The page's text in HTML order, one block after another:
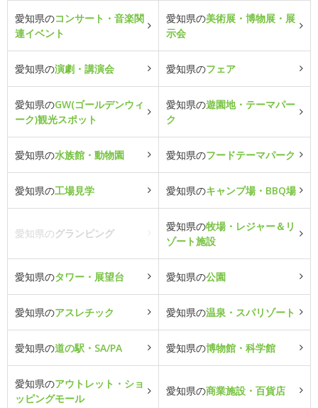
愛知県のコンサート・音楽関
連イベント
愛知県の美術展・博物展・展
示会
愛知県の演劇・講演会 愛知県のフェア
愛知県のGW(ゴールデンウィ
ーク)観光スポット
愛知県の遊園地・テーマパー
ク
愛知県の水族館・動物園 愛知県のフードテーマパーク
愛知県の工場見学 愛知県のキャンプ場・BBQ場
愛知県のグランピング
愛知県の牧場・レジャー＆リ
ゾート施設
愛知県のタワー・展望台 愛知県の公園
愛知県のアスレチック 愛知県の温泉・スパリゾート
愛知県の道の駅・SA/PA 愛知県の博物館・科学館
愛知県のアウトレット・ショ
ッピングモール
愛知県の商業施設・百貨店